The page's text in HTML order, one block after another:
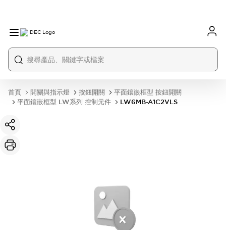
首頁 開關與指示燈 按鈕開關
平面鑲嵌框型 按鈕開關
平面鑲嵌框型 LW系列 控制元件
LW6MB-A1C2VLS